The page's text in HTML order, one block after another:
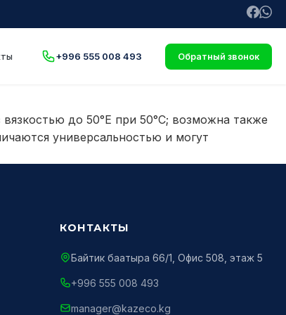
+996 555 008 493 Обратный звонок
до 50°E при 50°C; возможна также
универсальностью и могут
КОНТАКТЫ
Байтик баатыра 66/1, Офис 508, этаж 5
+996 555 008 493
manager@kazeco.kg